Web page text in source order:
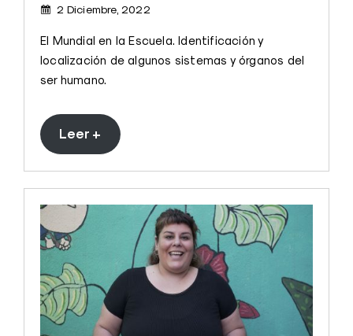
2 Diciembre, 2022
El Mundial en la Escuela. Identificación y
localización de algunos sistemas y órganos del
ser humano.
Leer +